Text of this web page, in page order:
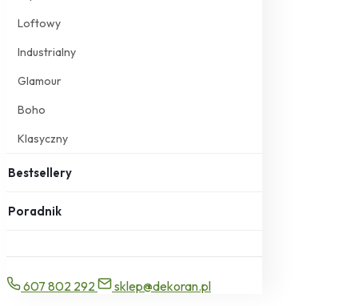
Loftowy
Industrialny
Glamour
Boho
Klasyczny
Bestsellery
Poradnik
607 802 292
sklep@dekoran.pl